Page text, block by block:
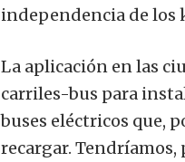
independencia de los
La aplicación en las
carriles-bus para
buses eléctricos que,
recargar. Tendríamos,